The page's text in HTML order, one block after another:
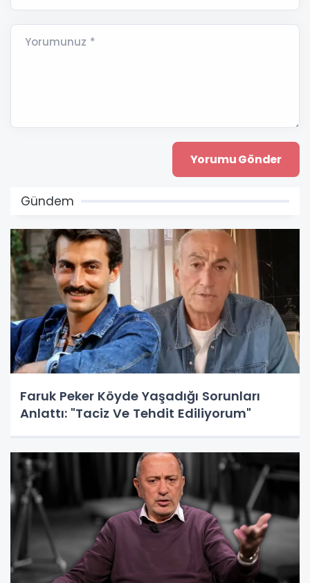
Yorumunuz *
Gündem
Faruk Peker Köyde Yaşadığı Sorunları
Anlattı: "Taciz Ve Tehdit Ediliyorum"